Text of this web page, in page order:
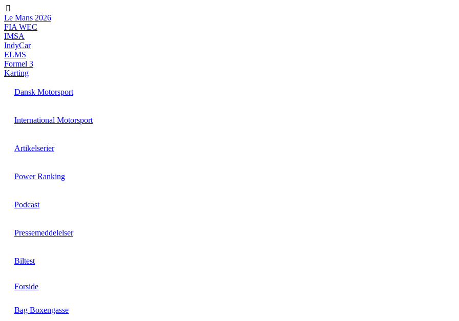
Videre
til
indhold
Le Mans 2026
FIA WEC
IMSA
IndyCar
ELMS
Formel 3
Karting
Dansk Motorsport
International Motorsport
Artikelserier
Power Ranking
Podcast
Pressemeddelelser
Biltest
Forside
Bag Boxengasse